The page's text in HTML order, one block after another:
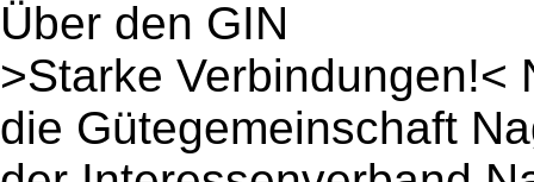
Über den GIN
>Starke Verbindungen!<
die Gütegemeinschaft